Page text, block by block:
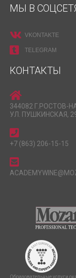
МЫ В
VKONTAKTE
TELEGRAM
КОНТАКТЫ
344082 Г.РОСТОВ-
УЛ. ПУШКИНСКАЯ,
+7 (863) 206-15-15
Образовательные услуги